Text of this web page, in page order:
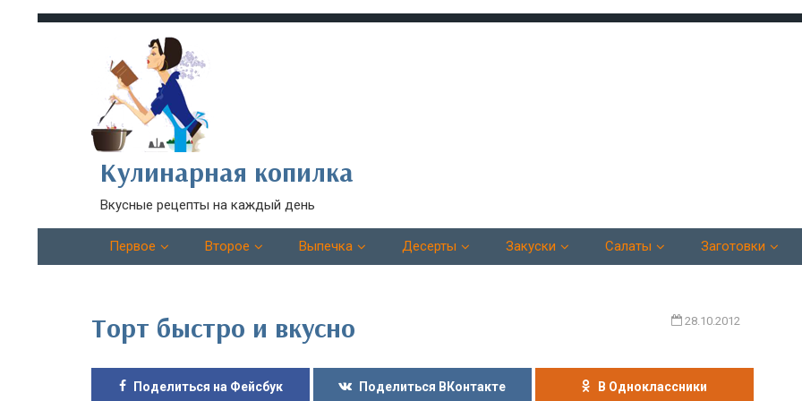
Кулинарная копилка
Вкусные рецепты на каждый день
Первое Второе Выпечка Десерты Закуски Салаты Заготовки
28.10.2012
Торт быстро и вкусно
Поделиться на Фейсбук Поделиться ВКонтакте В Одноклассники